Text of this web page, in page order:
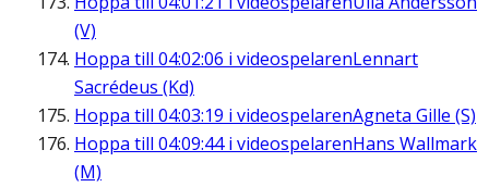
(V)
Hoppa till 04:02:06 i videospelarenLennart
Sacrédeus (Kd)
Hoppa till 04:03:19 i videospelarenAgneta Gille (S)
Hoppa till 04:09:44i videospelarenHans Wallmark
(M)